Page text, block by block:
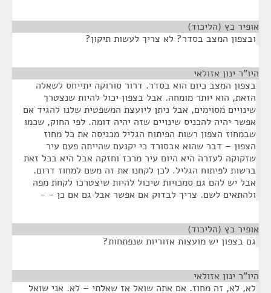
אופיר כץ (הליכוד)
ובצפון המצב בסדר? לא צריך לעשות תיקון?
היו"ר ינון אזולאי
בצפון המצב כיום הוא בסדר. דרור סורוקה יתייחס לשאלה
הזאת, הוא יותר מומחה. אבל בצפון יכול להיות שנצטרך
שינויים מסוימים, אבל ניתן ליועצת המשפטית שלנו להגיד אם
אפשר יהיה להכניס שינויים שזה יהיה דומה. לפי החוק, שכמו
שבמחוז הצפון רשות הפיתוח הגליל מכניסה את כל מחוז
הצפון – דבר שהוא אבסורד כי יקנעם שהייתה פעם עיר
שזקוקה לעזרה היא היום עיר מרכז וחזקה אבל היא בכל זאת
ברשות לפיתוח הגליל. לכן לקחנו את זה משם למחוז דרום.
אבל יש להם גם סמכויות שיכול להיות שיצטרכו לקחת מפה
ולהתאים לשם. צריך לבדוק אם אפשר אבל גם אם כן - -
אופיר כץ (הליכוד)
גם בצפון יש מועצות אזוריות שנפתחות?
היו"ר ינון אזולאי
לא, לא, זה מחוז. אם אתה שואל אז שאלתי – לא. אני שואל